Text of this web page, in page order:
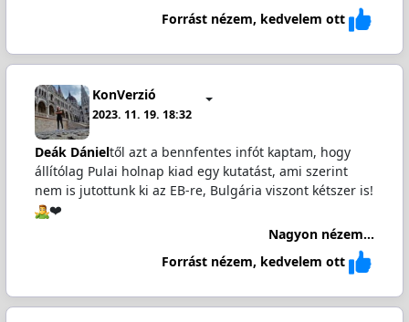
Forrást nézem, kedvelem ott
KonVerzió
2023. 11. 19. 18:32
Deák Dánieltől azt a bennfentes infót kaptam, hogy
állítólag Pulai holnap kiad egy kutatást, ami szerint
nem is jutottunk ki az EB-re, Bulgária viszont kétszer is!
️❤️
Nagyon nézem...
Forrást nézem, kedvelem ott